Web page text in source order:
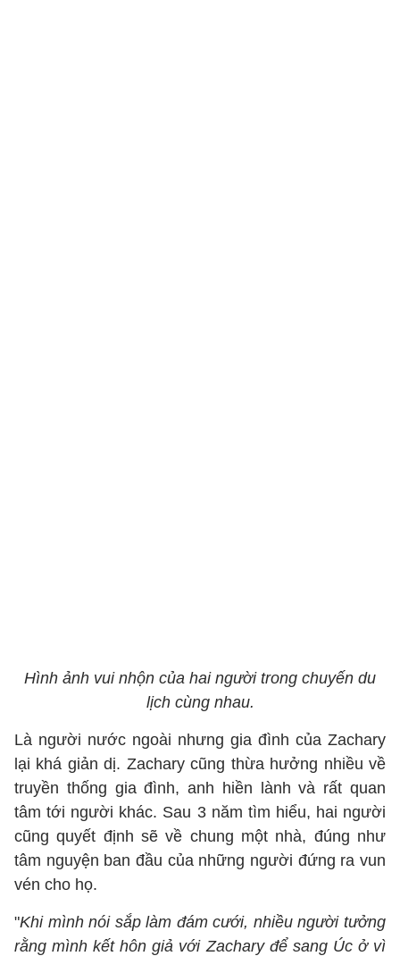
Hình ảnh vui nhộn của hai người trong chuyến du
lịch cùng nhau.
Là người nước ngoài nhưng gia đình của Zachary
lại khá giản dị. Zachary cũng thừa hưởng nhiều về
truyền thống gia đình, anh hiền lành và rất quan
tâm tới người khác. Sau 3 năm tìm hiểu, hai người
cũng quyết định sẽ về chung một nhà, đúng như
tâm nguyện ban đầu của những người đứng ra vun
vén cho họ.
"Khi mình nói sắp làm đám cưới, nhiều người tưởng
rằng mình kết hôn giả với Zachary để sang Úc ở vì